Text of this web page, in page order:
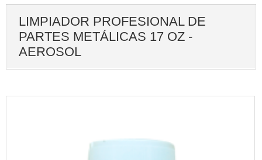
LIMPIADOR PROFESIONAL DE
PARTES METÁLICAS 17 OZ -
AEROSOL